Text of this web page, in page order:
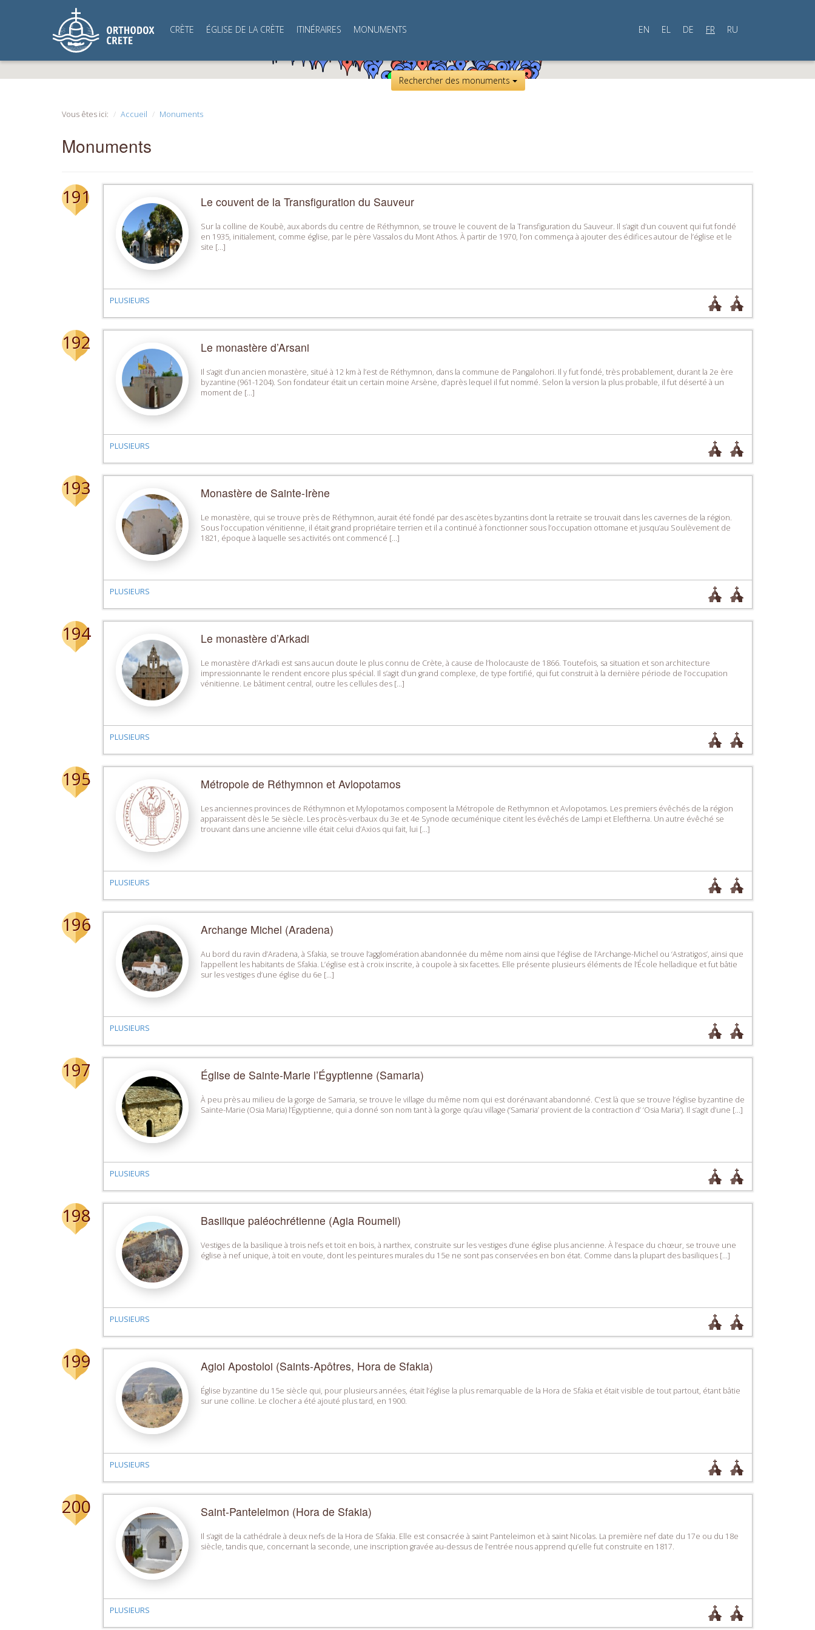
CRÈTE ÉGLISE DE LA CRÈTE ITINÉRAIRES MONUMENTS EN EL DE FR RU
Rechercher des monuments
Vous êtes ici: Accueil Monuments
Monuments
191 Le couvent de la Transfiguration du Sauveur
Sur la colline de Koubè, aux abords du centre de Réthymnon, se trouve le couvent de la Transfiguration du Sauveur. Il s’agit d’un couvent qui fut fondé
en 1935, initialement, comme église, par le père Vassalos du Mont Athos. À partir de 1970, l’on commença à ajouter des édifices autour de l’église et le
site […]
PLUSIEURS
192 Le monastère d’Arsani
Il s’agit d’un ancien monastère, situé à 12 km à l’est de Réthymnon, dans la commune de Pangalohori. Il y fut fondé, très probablement, durant la 2e ère
byzantine (961-1204). Son fondateur était un certain moine Arsène, d’après lequel il fut nommé. Selon la version la plus probable, il fut déserté à un
moment de […]
PLUSIEURS
193 Monastère de Sainte-Irène
Le monastère, qui se trouve près de Réthymnon, aurait été fondé par des ascètes byzantins dont la retraite se trouvait dans les cavernes de la région.
Sous l’occupation vénitienne, il était grand propriétaire terrien et il a continué à fonctionner sous l’occupation ottomane et jusqu’au Soulèvement de
1821, époque à laquelle ses activités ont commencé […]
PLUSIEURS
194 Le monastère d’Arkadi
Le monastère d’Arkadi est sans aucun doute le plus connu de Crète, à cause de l’holocauste de 1866. Toutefois, sa situation et son architecture
impressionnante le rendent encore plus spécial. Il s’agit d’un grand complexe, de type fortifié, qui fut construit à la dernière période de l’occupation
vénitienne. Le bâtiment central, outre les cellules des […]
PLUSIEURS
195 Métropole de Réthymnon et Avlopotamos
Les anciennes provinces de Réthymnon et Mylopotamos composent la Métropole de Rethymnon et Avlopotamos. Les premiers évêchés de la région
apparaissent dès le 5e siècle. Les procès-verbaux du 3e et 4e Synode œcuménique citent les évêchés de Lampi et Eleftherna. Un autre évêché se
trouvant dans une ancienne ville était celui d’Axios qui fait, lui […]
PLUSIEURS
196 Archange Michel (Aradena)
Au bord du ravin d’Aradena, à Sfakia, se trouve l’agglomération abandonnée du même nom ainsi que l’église de l’Archange-Michel ou ‘Astratigos’, ainsi que
l’appellent les habitants de Sfakia. L’église est à croix inscrite, à coupole à six facettes. Elle présente plusieurs éléments de l’École helladique et fut bâtie
sur les vestiges d’une église du 6e […]
PLUSIEURS
197 Église de Sainte-Marie l’Égyptienne (Samaria)
À peu près au milieu de la gorge de Samaria, se trouve le village du même nom qui est dorénavant abandonné. C’est là que se trouve l’église byzantine de
Sainte-Marie (Osia Maria) l’Égyptienne, qui a donné son nom tant à la gorge qu’au village (‘Samaria’ provient de la contraction d’ ‘Osia Maria’). Il s’agit d’une […]
PLUSIEURS
198 Basilique paléochrétienne (Agia Roumeli)
Vestiges de la basilique à trois nefs et toit en bois, à narthex, construite sur les vestiges d’une église plus ancienne. À l’espace du chœur, se trouve une
église à nef unique, à toit en voute, dont les peintures murales du 15e ne sont pas conservées en bon état. Comme dans la plupart des basiliques […]
PLUSIEURS
199 Agioi Apostoloi (Saints-Apôtres, Hora de Sfakia)
Église byzantine du 15e siècle qui, pour plusieurs années, était l’église la plus remarquable de la Hora de Sfakia et était visible de tout partout, étant bâtie
sur une colline. Le clocher a été ajouté plus tard, en 1900.
PLUSIEURS
200 Saint-Panteleimon (Hora de Sfakia)
Il s’agit de la cathédrale à deux nefs de la Hora de Sfakia. Elle est consacrée à saint Panteleimon et à saint Nicolas. La première nef date du 17e ou du 18e
siècle, tandis que, concernant la seconde, une inscription gravée au-dessus de l’entrée nous apprend qu’elle fut construite en 1817.
PLUSIEURS